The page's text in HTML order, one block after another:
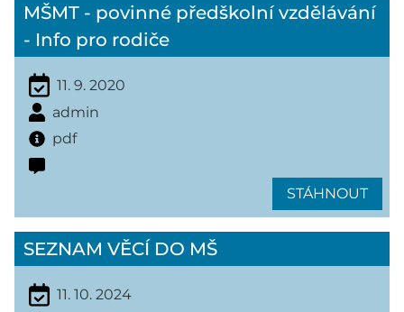
MŠMT - povinné předškolní vzdělávání
- Info pro rodiče
11. 9. 2020
admin
pdf
STÁHNOUT
SEZNAM VĚCÍ DO MŠ
11. 10. 2024